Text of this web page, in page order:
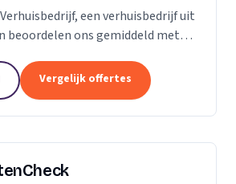
een verhuisbedrijf uit
beoordelen ons gemiddeld met
Vergelijk offertes